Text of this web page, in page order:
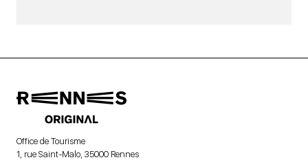
Office de Tourisme
1, rue Saint-Malo, 35000 Rennes